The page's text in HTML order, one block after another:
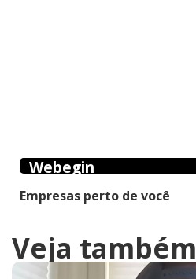
Webegin
Empresas perto de você
Veja também